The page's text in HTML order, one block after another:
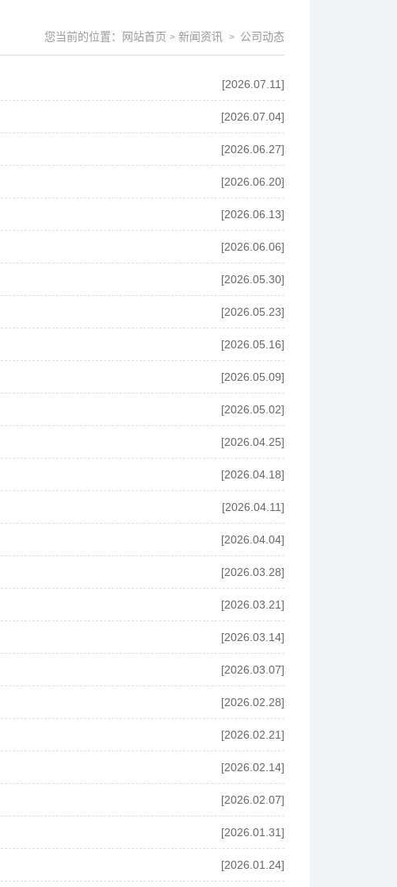
您当前的位置： 网站首页 > 新闻资讯 > 公司动态
[2026.07.11]
[2026.07.04]
[2026.06.27]
[2026.06.20]
[2026.06.13]
[2026.06.06]
[2026.05.30]
[2026.05.23]
[2026.05.16]
[2026.05.09]
[2026.05.02]
[2026.04.25]
[2026.04.18]
[2026.04.11]
[2026.04.04]
[2026.03.28]
[2026.03.21]
[2026.03.14]
[2026.03.07]
[2026.02.28]
[2026.02.21]
[2026.02.14]
[2026.02.07]
[2026.01.31]
[2026.01.24]